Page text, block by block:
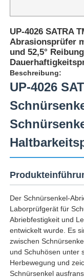
Startseite
Produkte
Über uns
Fabrik Tour
UP-4026 SATRA
Abrasionsprüfer
und 52,5°
Beschreibung:
UP-4026
Der Schnürsenkel-
Laborprüfgerät für
Abriebfestigkeit und
entwickelt wurde. Es
zwischen
und Schuhösen unter
Herbewegung und
Schnürsenkel